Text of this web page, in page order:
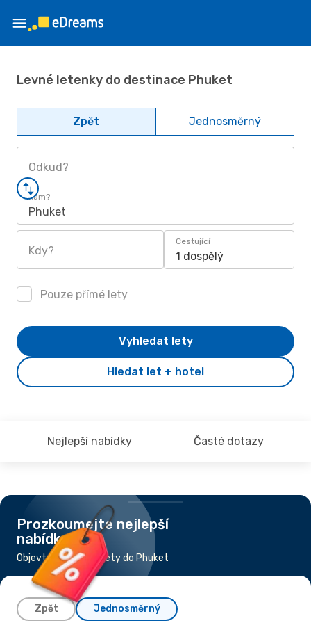
Levné letenky do destinace Phuket
Zpět Jednosměrný
Odkud?
Kam?
Phuket
Kdy?
Cestující
1 dospělý
Pouze přímé lety
Hledat let + hotel
Vyhledat lety
Nejlepší nabídky Časté dotazy
Prozkoumejte nejlepší
nabídky
Objevte nejlevnější lety do Phuket
Zpět Jednosměrný